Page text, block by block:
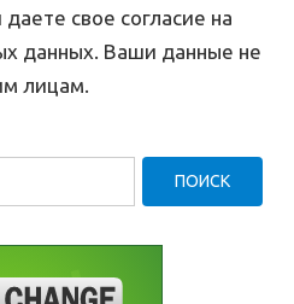
даете свое согласие на
данных. Ваши данные не
лицам.